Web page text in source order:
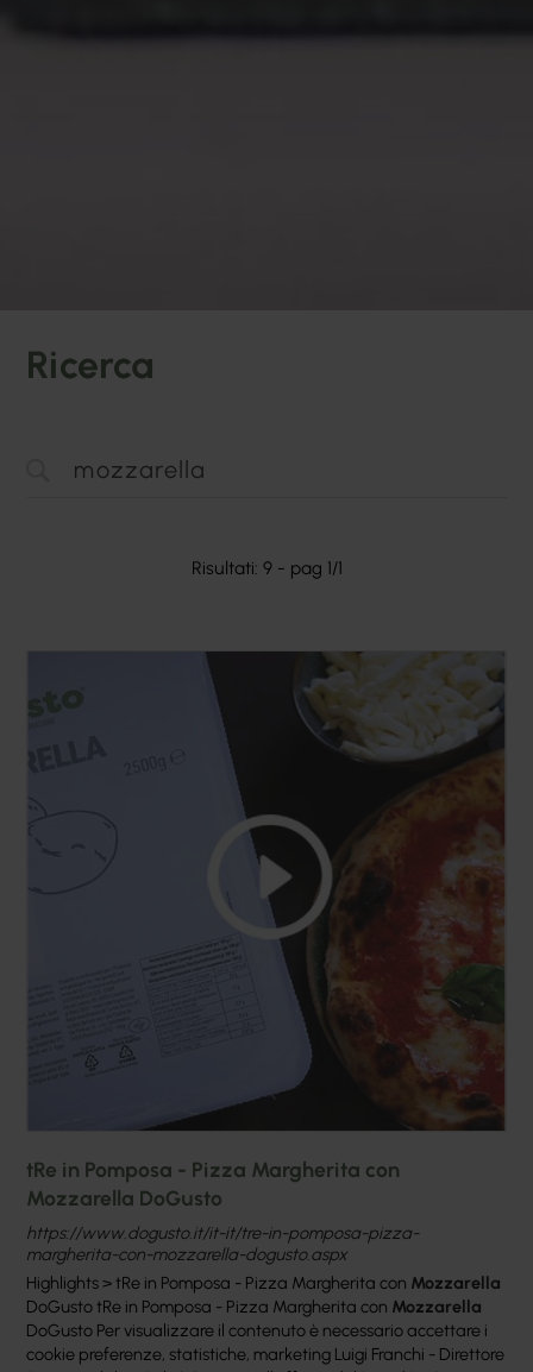
Ricerca
Risultati: 9 - pag 1/1
tRe in Pomposa - Pizza Margherita con
Mozzarella DoGusto
https://www.dogusto.it/it-it/tre-in-pomposa-pizza-
margherita-con-mozzarella-dogusto.aspx
Highlights > tRe in Pomposa - Pizza Margherita con Mozzarella
DoGusto tRe in Pomposa - Pizza Margherita con Mozzarella
DoGusto Per visualizzare il contenuto è necessario accettare i
cookie preferenze, statistiche, marketing Luigi Franchi - Direttore